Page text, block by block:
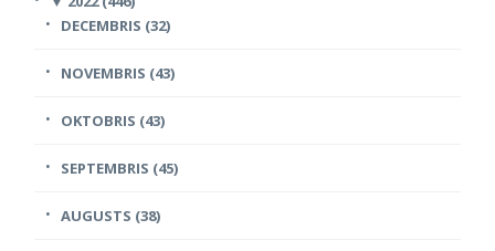
DECEMBRIS (32)
NOVEMBRIS (43)
OKTOBRIS (43)
SEPTEMBRIS (45)
AUGUSTS (38)